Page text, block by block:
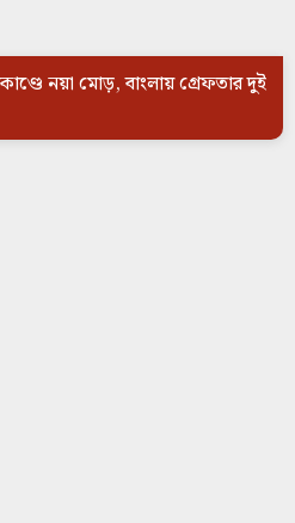
নয়া মোড়, বাংলায় গ্রেফতার দুই